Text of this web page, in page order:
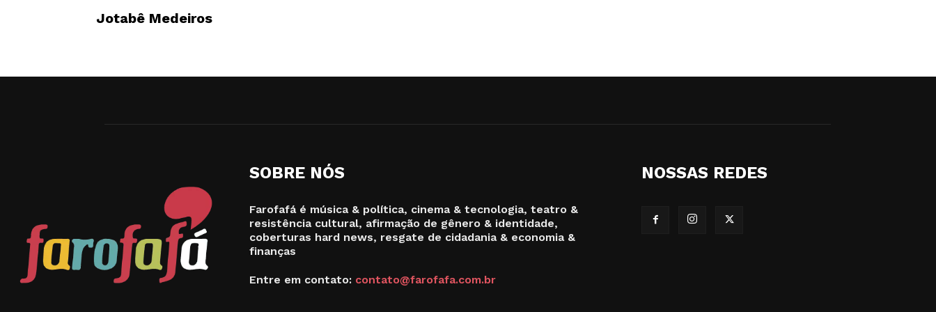
Jotabê Medeiros
SOBRE NÓS
Farofafá é música & política, cinema & tecnologia, teatro &
resistência cultural, afirmação de gênero & identidade,
coberturas hard news, resgate de cidadania & economia &
finanças
Entre em contato: contato@farofafa.com.br
NOSSAS REDES